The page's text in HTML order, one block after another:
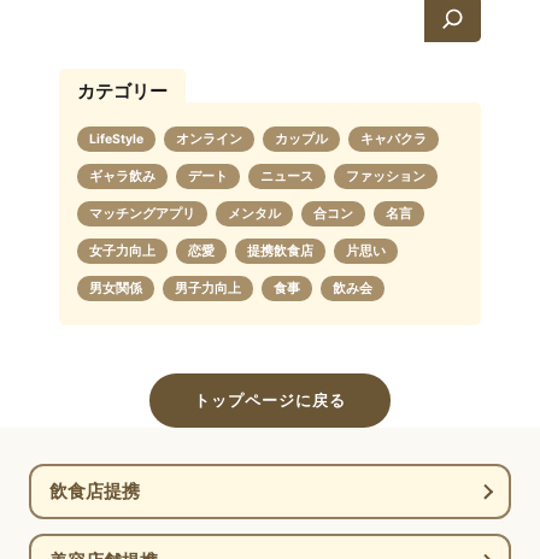
カテゴリー
LifeStyle オンライン カップル キャバクラ
ギャラ飲み デート ニュース ファッション
マッチングアプリ メンタル 合コン 名言
女子力向上 恋愛 提携飲食店 片思い
男女関係 男子力向上 食事 飲み会
トップページに戻る
飲食店提携